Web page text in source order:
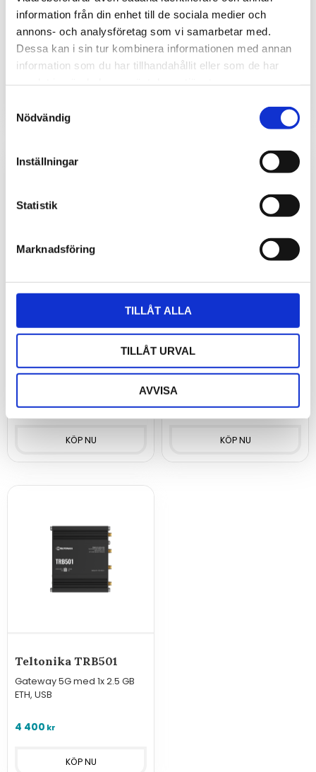
information från din enhet till de sociala medier och
annons- och analysföretag som vi samarbetar med.
Dessa kan i sin tur kombinera informationen med annan
information som du har tillhandahållit eller som de har
Nödvändig
Inställningar
Statistik
Marknadsföring
TILLÅT ALLA
TILLÅT URVAL
AVVISA
dual modem, 5x GB ETH, WiFi,
eSIM
7 200kr 4 968 kr
Teltonika RUTX50 3-
pack
3-pack
13 895kr
Teltonika Router 5G
SA, RedCap
2x 10/100 Mbps ETH, Wi-Fi 4
2 993kr
Teltonika TRB501
Gateway 5G med 1x 2.5 GB
ETH, USB
4 400 kr